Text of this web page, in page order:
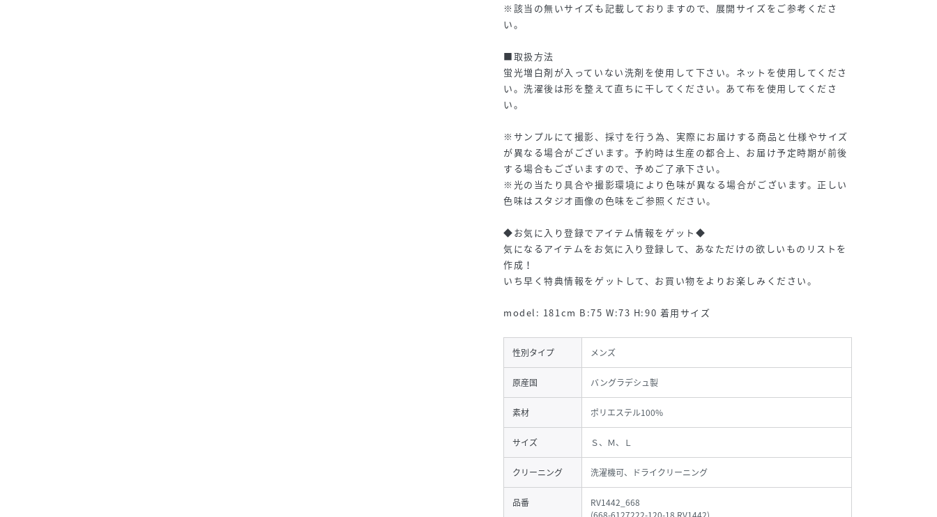
※該当の無いサイズも記載しておりますので、展開サイズをご参考くださ
い。
■取扱方法
蛍光増白剤が入っていない洗剤を使用して下さい。ネットを使用してくださ
い。洗濯後は形を整えて直ちに干してください。あて布を使用してくださ
い。
※サンプルにて撮影、採寸を行う為、実際にお届けする商品と仕様やサイズ
が異なる場合がございます。予約時は生産の都合上、お届け予定時期が前後
する場合もございますので、予めご了承下さい。
※光の当たり具合や撮影環境により色味が異なる場合がございます。正しい
色味はスタジオ画像の色味をご参照ください。
◆お気に入り登録でアイテム情報をゲット◆
気になるアイテムをお気に入り登録して、あなただけの欲しいものリストを
作成！
いち早く特典情報をゲットして、お買い物をよりお楽しみください。
model: 181cm B:75 W:73 H:90 着用サイズ
性別タイプ メンズ
原産国 バングラデシュ製
素材 ポリエステル100%
サイズ Ｓ、Ｍ、Ｌ
クリーニング 洗濯機可、ドライクリーニング
品番
RV1442_668